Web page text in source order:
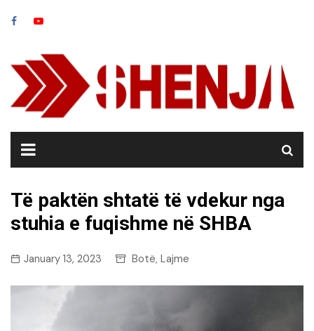
Të paktën shtatë të vdekur nga
stuhia e fuqishme në SHBA
January 13, 2023 Botë, Lajme